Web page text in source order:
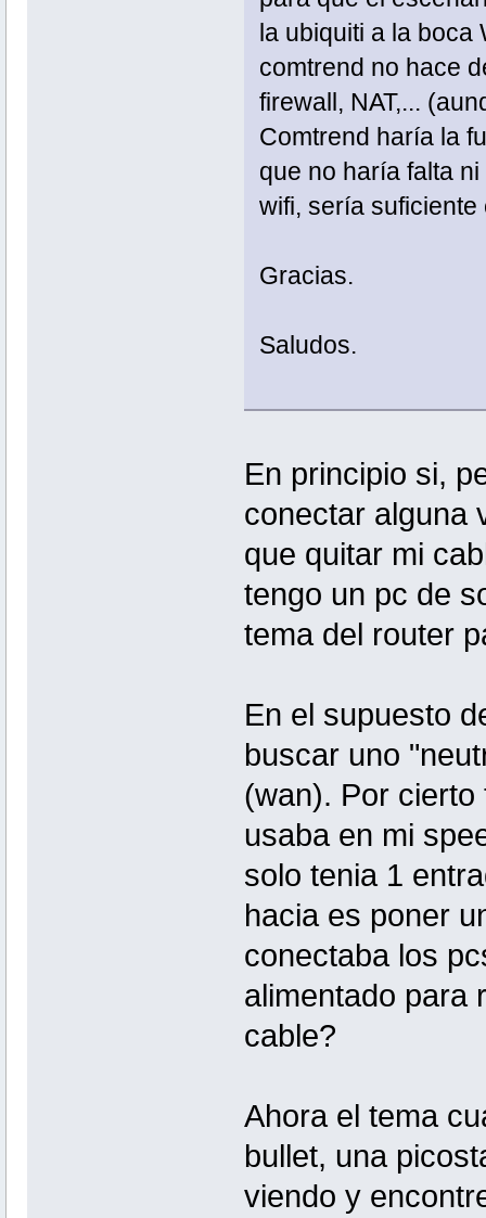
la ubiquiti a la
comtrend no hace
firewall, NAT,...
Comtrend haría la
que no haría falta
wifi, sería suficiente
Gracias.
Saludos.
En principio si,
conectar alguna
que quitar mi
tengo un pc de
tema del router
En el supuesto
buscar uno
(wan). Por
usaba en mi
solo tenia 1
hacia es poner
conectaba los
alimentado para
cable?
Ahora el tema
bullet, una
viendo y